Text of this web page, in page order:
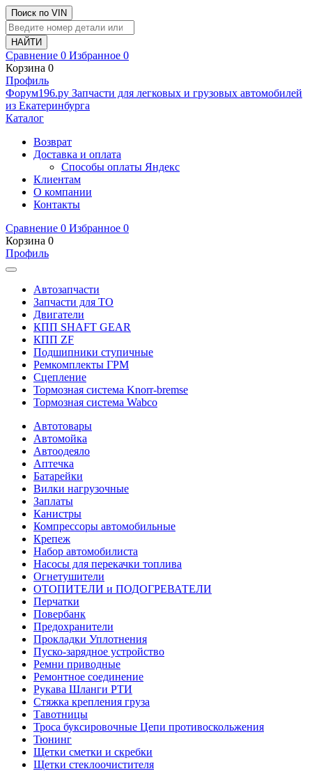
Поиск по VIN
Сравнение 0 Избранное 0
Корзина 0
Профиль
Фoрум196.ру Запчасти для легковых и грузовых автомобилей
из Екатеринбурга
Каталог
Возврат
Доставка и оплата
Способы оплаты Яндекс
Клиентам
О компании
Контакты
Сравнение 0 Избранное 0
Корзина 0
Профиль
Автозапчасти
Запчасти для ТО
Двигатели
КПП SHAFT GEAR
КПП ZF
Подшипники ступичные
Ремкомплекты ГРМ
Сцепление
Тормозная система Knorr-bremse
Тормозная система Wabco
Автотовары
Автомойка
Автоодеяло
Аптечка
Батарейки
Вилки нагрузочные
Заплаты
Канистры
Компрессоры автомобильные
Крепеж
Набор автомобилиста
Насосы для перекачки топлива
Огнетушители
ОТОПИТЕЛИ и ПОДОГРЕВАТЕЛИ
Перчатки
Повербанк
Предохранители
Прокладки Уплотнения
Пуско-зарядное устройство
Ремни приводные
Ремонтное соединение
Рукава Шланги РТИ
Стяжка крепления груза
Тавотницы
Троса буксировочные Цепи противоскольжения
Тюнинг
Щетки сметки и скребки
Щетки стеклоочистителя